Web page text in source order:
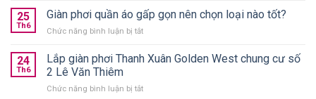
giàn
phơi
thông
treo
hãng
25
Th6
Giàn phơi quần áo gấp gọn nên chọn loại nào tốt?
Chức năng bình luận bị tắtở
phơi
gấp
24
Th6
Lắp giàn phơi Thanh Xuân Golden West chung cư số
2 Lê Văn Thiêm
Chức năng bình luận bị tắtở